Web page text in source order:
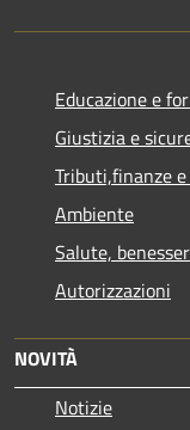
Educazione e
Giustizia e
Tributi,finanze
Ambiente
Salute,
Autorizzazioni
NOVITÀ
Notizie